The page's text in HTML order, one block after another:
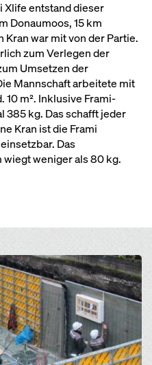
Xlife entstand dieser
Donaumoos, 15 km
war mit von der Partie.
zum Verlegen der
Umsetzen der
Mannschaft arbeitete mit
m². Inklusive Frami-
385 kg. Das schafft jeder
Kran ist die Frami
Das
weniger als 80 kg.